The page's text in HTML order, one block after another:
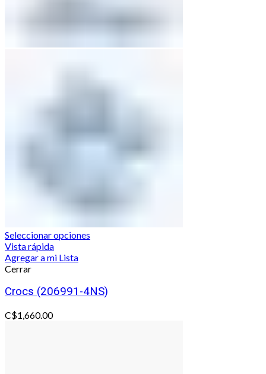
Seleccionar opciones
Vista rápida
Agregar a mi Lista
Cerrar
Crocs (206991-4NS)
C$1,660.00